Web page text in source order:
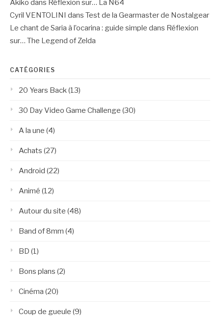
Akiko dans Réflexion sur… La N64
Cyril VENTOLINI dans Test de la Gearmaster de Nostalgear
Le chant de Saria à l’ocarina : guide simple dans Réflexion
sur… The Legend of Zelda
CATÉGORIES
20 Years Back(13)
30 Day Video Game Challenge (30)
A la une (4)
Achats (27)
Android (22)
Animé (12)
Autour du site (48)
Band of 8mm (4)
BD (1)
Bons plans (2)
Cinéma (20)
Coup de gueule (9)